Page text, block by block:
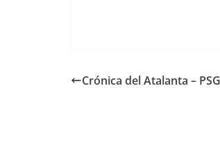
Crónica del Atalanta –